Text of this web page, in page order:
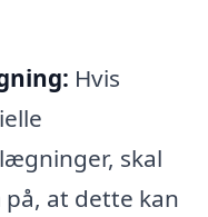
Hvis
skal
at dette kan